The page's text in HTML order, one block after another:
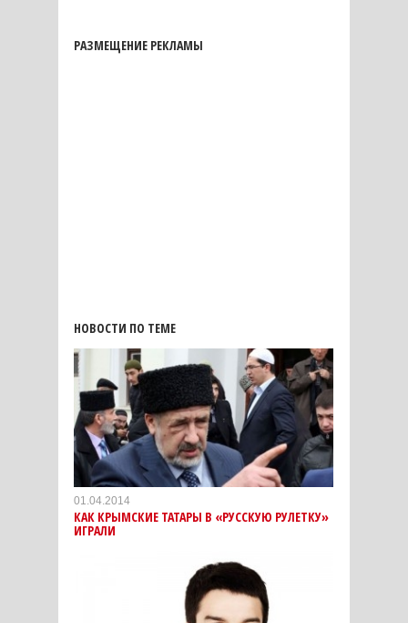
РАЗМЕЩЕНИЕ РЕКЛАМЫ
НОВОСТИ ПО ТЕМЕ
01.04.2014
КАК КРЫМСКИЕ ТАТАРЫ В «РУССКУЮ РУЛЕТКУ»
ИГРАЛИ